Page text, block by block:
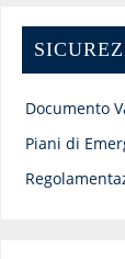
Documento
Piani di